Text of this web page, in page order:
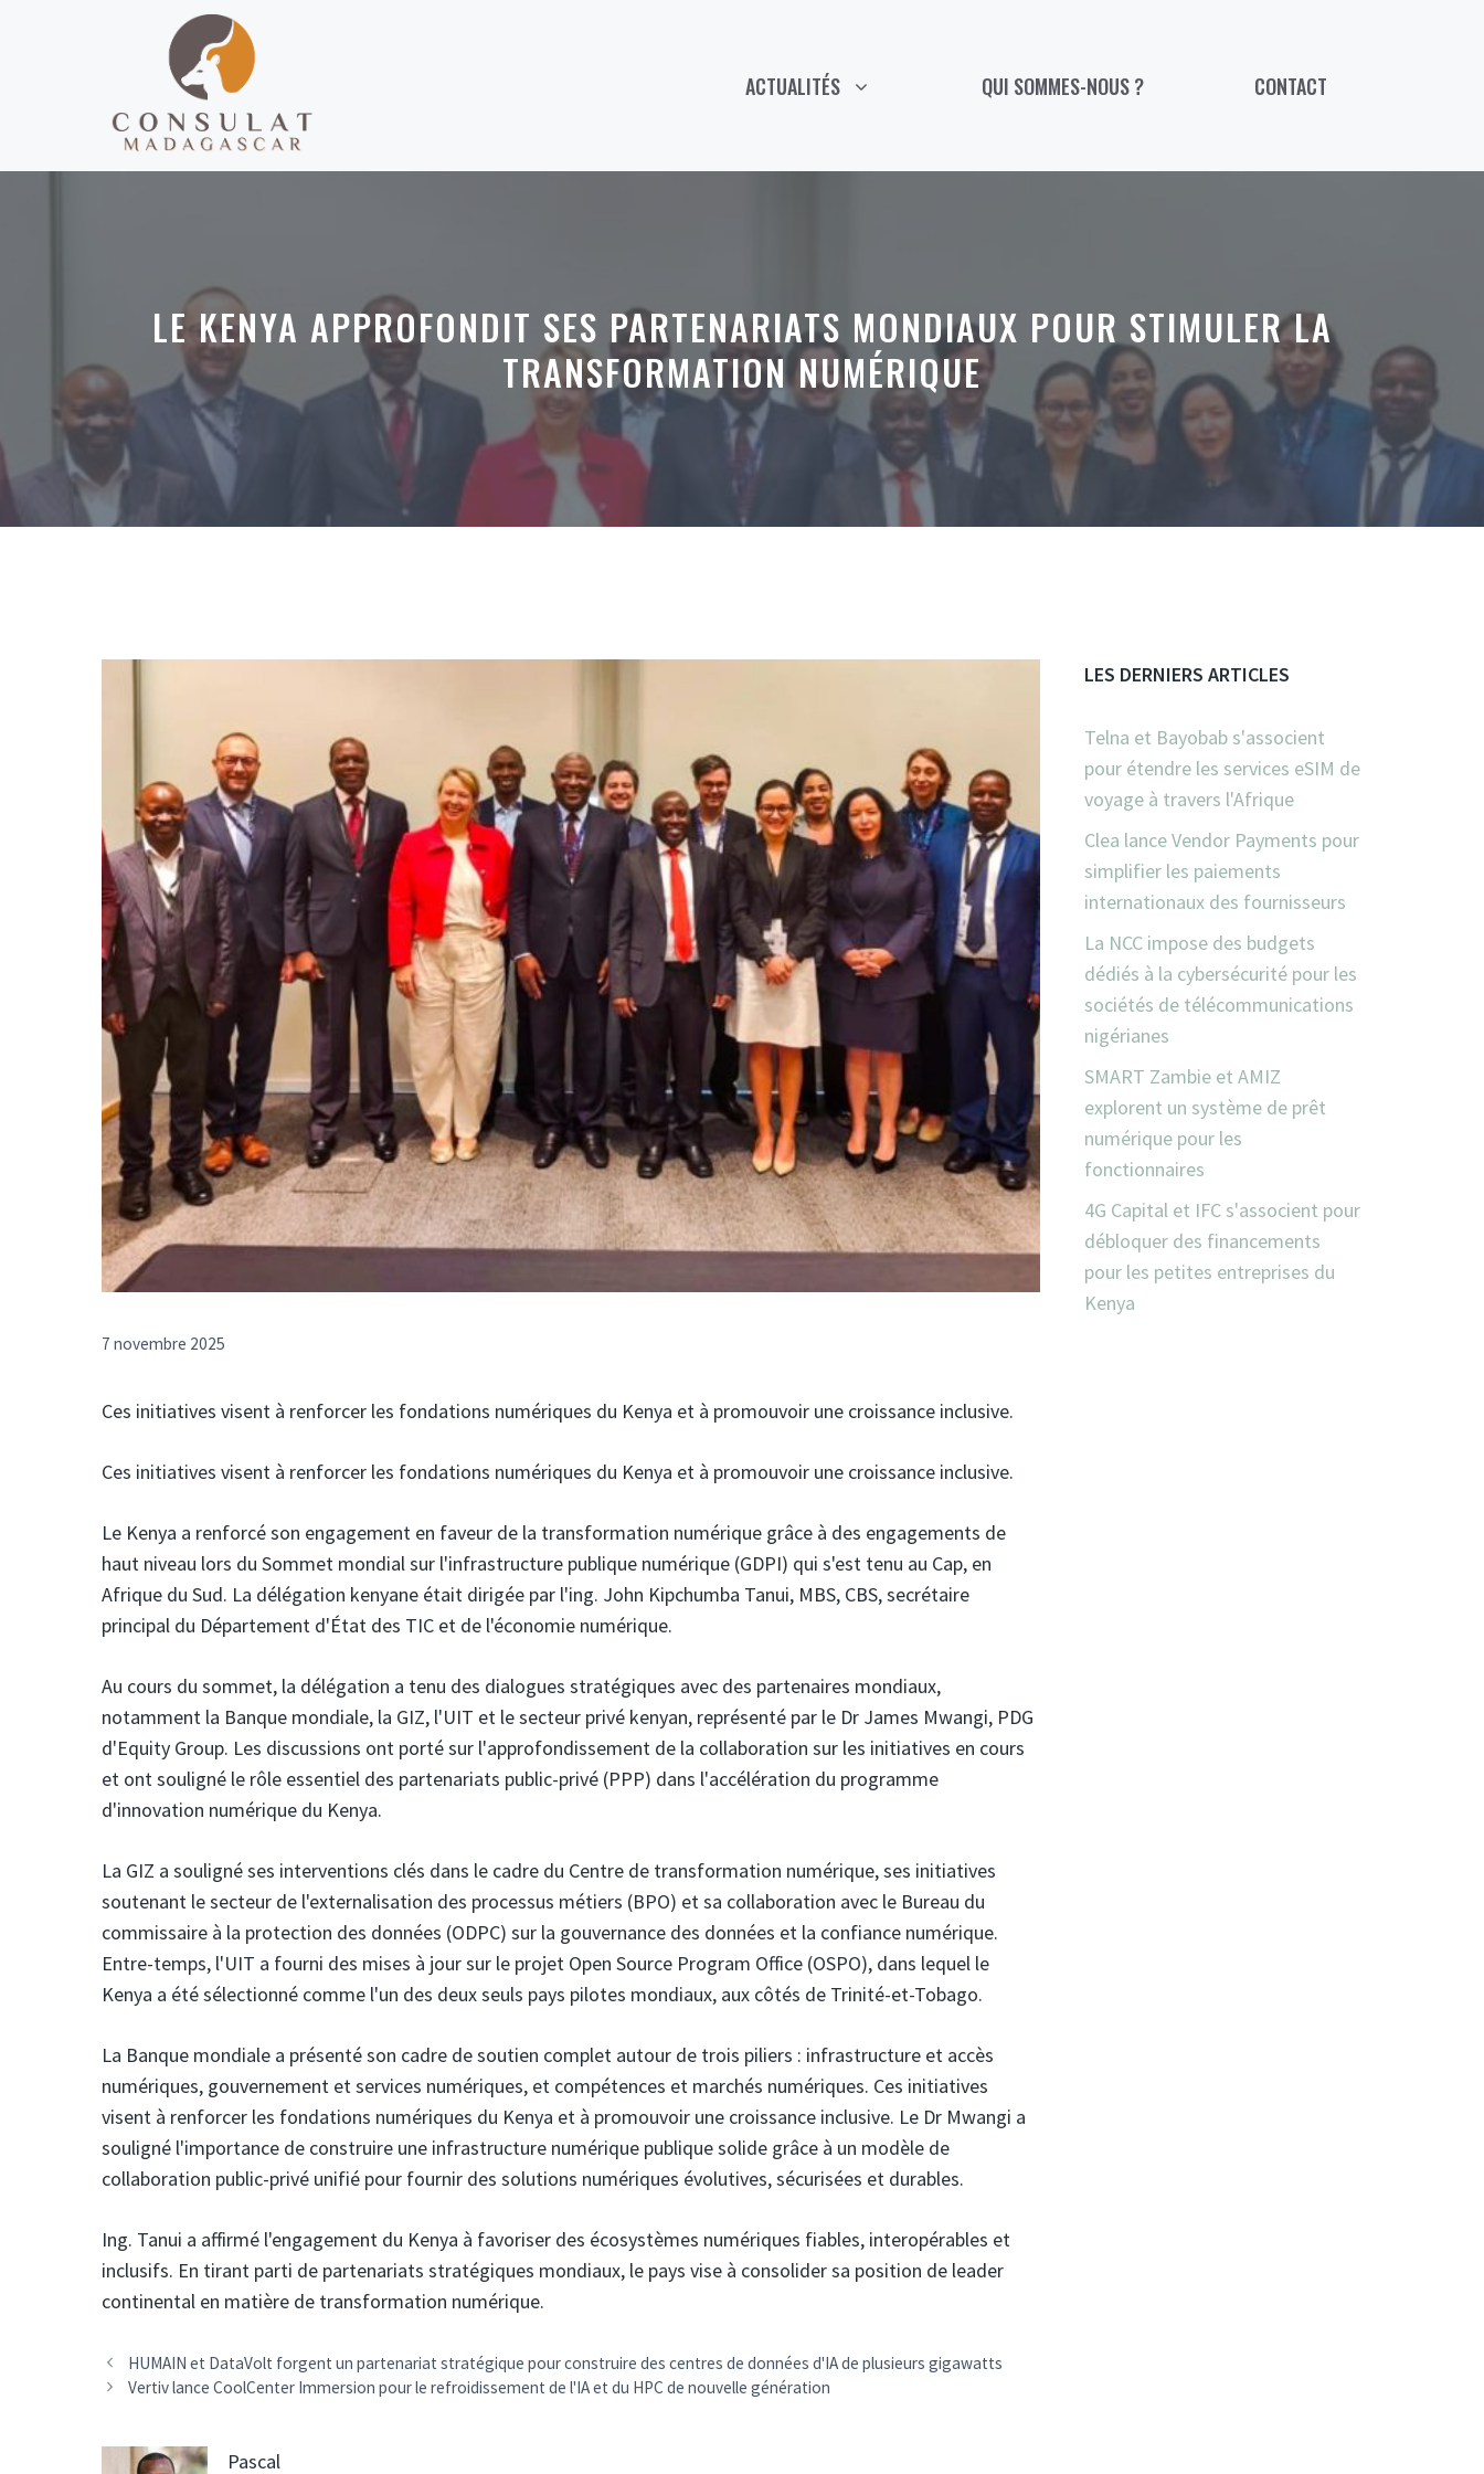
ACTUALITÉS QUI SOMMES-NOUS ? CONTACT
LE KENYA APPROFONDIT SES PARTENARIATS MONDIAUX POUR STIMULER LA
TRANSFORMATION NUMÉRIQUE
7 novembre 2025
Ces initiatives visent à renforcer les fondations numériques du Kenya et à promouvoir une croissance inclusive.
Ces initiatives visent à renforcer les fondations numériques du Kenya et à promouvoir une croissance inclusive.
Le Kenya a renforcé son engagement en faveur de la transformation numérique grâce à des engagements de
haut niveau lors du Sommet mondial sur l'infrastructure publique numérique (GDPI) qui s'est tenu au Cap, en
Afrique du Sud. La délégation kenyane était dirigée par l'ing. John Kipchumba Tanui, MBS, CBS, secrétaire
principal du Département d'État des TIC et de l'économie numérique.
Au cours du sommet, la délégation a tenu des dialogues stratégiques avec des partenaires mondiaux,
notamment la Banque mondiale, la GIZ, l'UIT et le secteur privé kenyan, représenté par le Dr James Mwangi, PDG
d'Equity Group. Les discussions ont porté sur l'approfondissement de la collaboration sur les initiatives en cours
et ont souligné le rôle essentiel des partenariats public-privé (PPP) dans l'accélération du programme
d'innovation numérique du Kenya.
La GIZ a souligné ses interventions clés dans le cadre du Centre de transformation numérique, ses initiatives
soutenant le secteur de l'externalisation des processus métiers (BPO) et sa collaboration avec le Bureau du
commissaire à la protection des données (ODPC) sur la gouvernance des données et la confiance numérique.
Entre-temps, l'UIT a fourni des mises à jour sur le projet Open Source Program Office (OSPO), dans lequel le
Kenya a été sélectionné comme l'un des deux seuls pays pilotes mondiaux, aux côtés de Trinité-et-Tobago.
La Banque mondiale a présenté son cadre de soutien complet autour de trois piliers : infrastructure et accès
numériques, gouvernement et services numériques, et compétences et marchés numériques. Ces initiatives
visent à renforcer les fondations numériques du Kenya et à promouvoir une croissance inclusive. Le Dr Mwangi a
souligné l'importance de construire une infrastructure numérique publique solide grâce à un modèle de
collaboration public-privé unifié pour fournir des solutions numériques évolutives, sécurisées et durables.
Ing. Tanui a affirmé l'engagement du Kenya à favoriser des écosystèmes numériques fiables, interopérables et
inclusifs. En tirant parti de partenariats stratégiques mondiaux, le pays vise à consolider sa position de leader
continental en matière de transformation numérique.
Navigation
des
HUMAIN et DataVolt forgent un partenariat stratégique pour construire des centres de données d'IA de plusieurs gigawatts
Vertiv lance CoolCenter Immersion pour le refroidissement de l'IA et du HPC de nouvelle génération
Pascal
LES DERNIERS ARTICLES
Telna et Bayobab s'associent
pour étendre les services eSIM de
voyage à travers l'Afrique
Clea lance Vendor Payments pour
simplifier les paiements
internationaux des fournisseurs
La NCC impose des budgets
dédiés à la cybersécurité pour les
sociétés de télécommunications
nigérianes
SMART Zambie et AMIZ
explorent un système de prêt
numérique pour les
fonctionnaires
4G Capital et IFC s'associent pour
débloquer des financements
pour les petites entreprises du
Kenya